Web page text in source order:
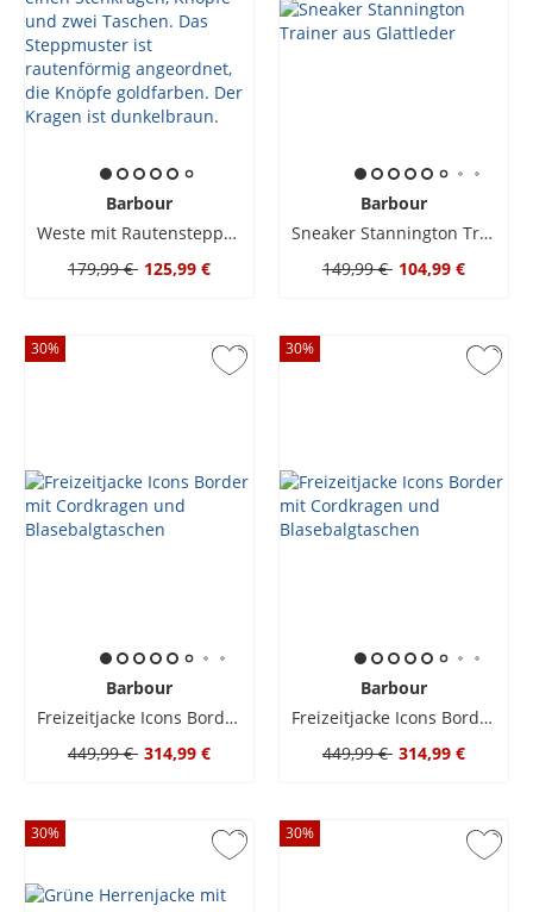
Barbour
Weste mit Rautensteppmuster und Metall-Druckknöpfen
179,99 € 125,99 €
Barbour
Sneaker Stannington Trainer aus Glattleder
149,99 € 104,99 €
30%
Barbour
Freizeitjacke Icons Border mit Cordkragen und Blasebalgtaschen
449,99 € 314,99 €
30%
Barbour
Freizeitjacke Icons Border mit Cordkragen und Blasebalgtaschen
449,99 € 314,99 €
30% 30%